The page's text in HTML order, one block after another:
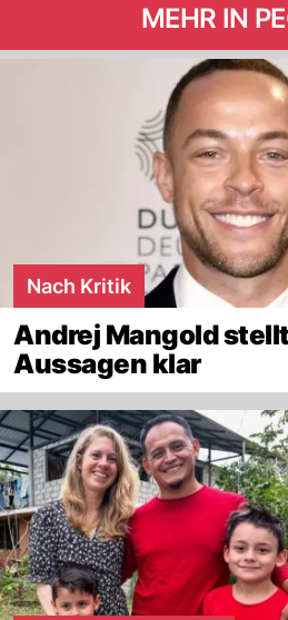
MEHR IN
Nach Kritik
Andrej Mangold
Aussagen klar